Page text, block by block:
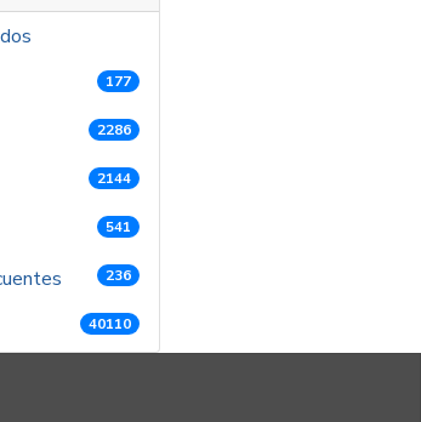
177
2286
2144
541
236
40110